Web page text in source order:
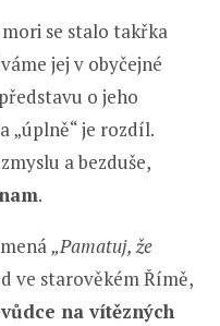
se stalo takřka
jej v obyčejné
o jeho
„úplně“ je rozdíl.
a bezduše,
.
„Pamatuj, že
ve starověkém Římě,
na vítězných